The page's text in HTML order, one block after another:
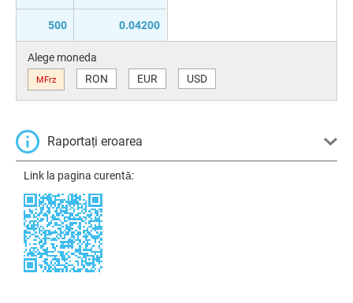
500 0.04200
Alege moneda
MFrz RON EUR USD
Raportați eroarea
Link la pagina curentă: